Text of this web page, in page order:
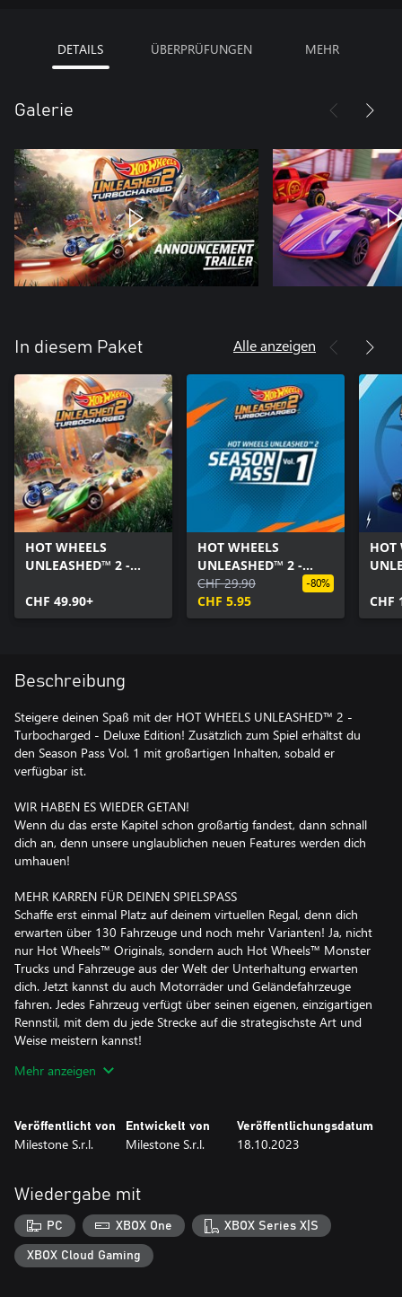
DETAILS ÜBERPRÜFUNGEN MEHR
Galerie
In diesem Paket Alle anzeigen
HOT WHEELS
UNLEASHED™ 2 -
CHF 49.90+
HOT WHEELS
UNLEASHED™ 2 -
Season Pass Vol. 1
CHF 29.90
CHF 5.95
-80%
HOT
CHF
Beschreibung
Steigere deinen Spaß mit der HOT WHEELS UNLEASHED™ 2 -
Turbocharged - Deluxe Edition! Zusätzlich zum Spiel erhältst du
den Season Pass Vol. 1 mit großartigen Inhalten, sobald er
verfügbar ist.
WIR HABEN ES WIEDER GETAN!
Wenn du das erste Kapitel schon großartig fandest, dann schnall
dich an, denn unsere unglaublichen neuen Features werden dich
umhauen!
MEHR KARREN FÜR DEINEN SPIELSPASS
Schaffe erst einmal Platz auf deinem virtuellen Regal, denn dich
erwarten über 130 Fahrzeuge und noch mehr Varianten! Ja, nicht
nur Hot Wheels™ Originals, sondern auch Hot Wheels™ Monster
Trucks und Fahrzeuge aus der Welt der Unterhaltung erwarten
dich. Jetzt kannst du auch Motorräder und Geländefahrzeuge
fahren. Jedes Fahrzeug verfügt über seinen eigenen, einzigartigen
Rennstil, mit dem du jede Strecke auf die strategischste Art und
Weise meistern kannst!
einem speziellen Talentbaum aufgewertet werden. Dies wirkt sich
NEUE ORTE ZUM WOHLFÜHLEN
werden sich inmitten einer atemberaubenden Umgebung
befinden!
Entdecke 5 brandneue Orte und ihre Geheimnisse und du wirst
dich gleichermaßen an ihnen und auf dem Siegerpodest zu Hause
fühlen.
Mehr anzeigen
Veröffentlicht von
Milestone S.r.l.
Entwickelt von
Milestone S.r.l.
Veröffentlichungsdatum
18.10.2023
Wiedergabe mit
PC XBOX One XBOX Series X|S
XBOX Cloud Gaming